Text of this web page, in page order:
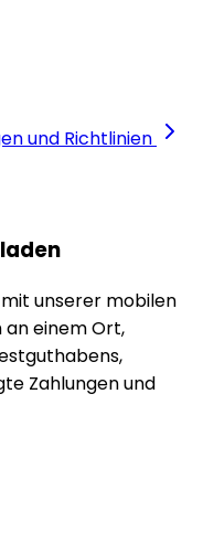
und Richtlinien
unserer mobilen
an einem Ort,
Zahlungen und